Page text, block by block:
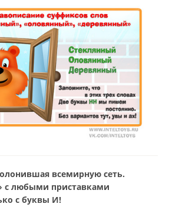
всемирную сеть.
с любыми приставками
с буквы И!